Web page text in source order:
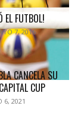
EL FUTBOL!
7, 2016
CANCELA SU
CUP
6, 2021